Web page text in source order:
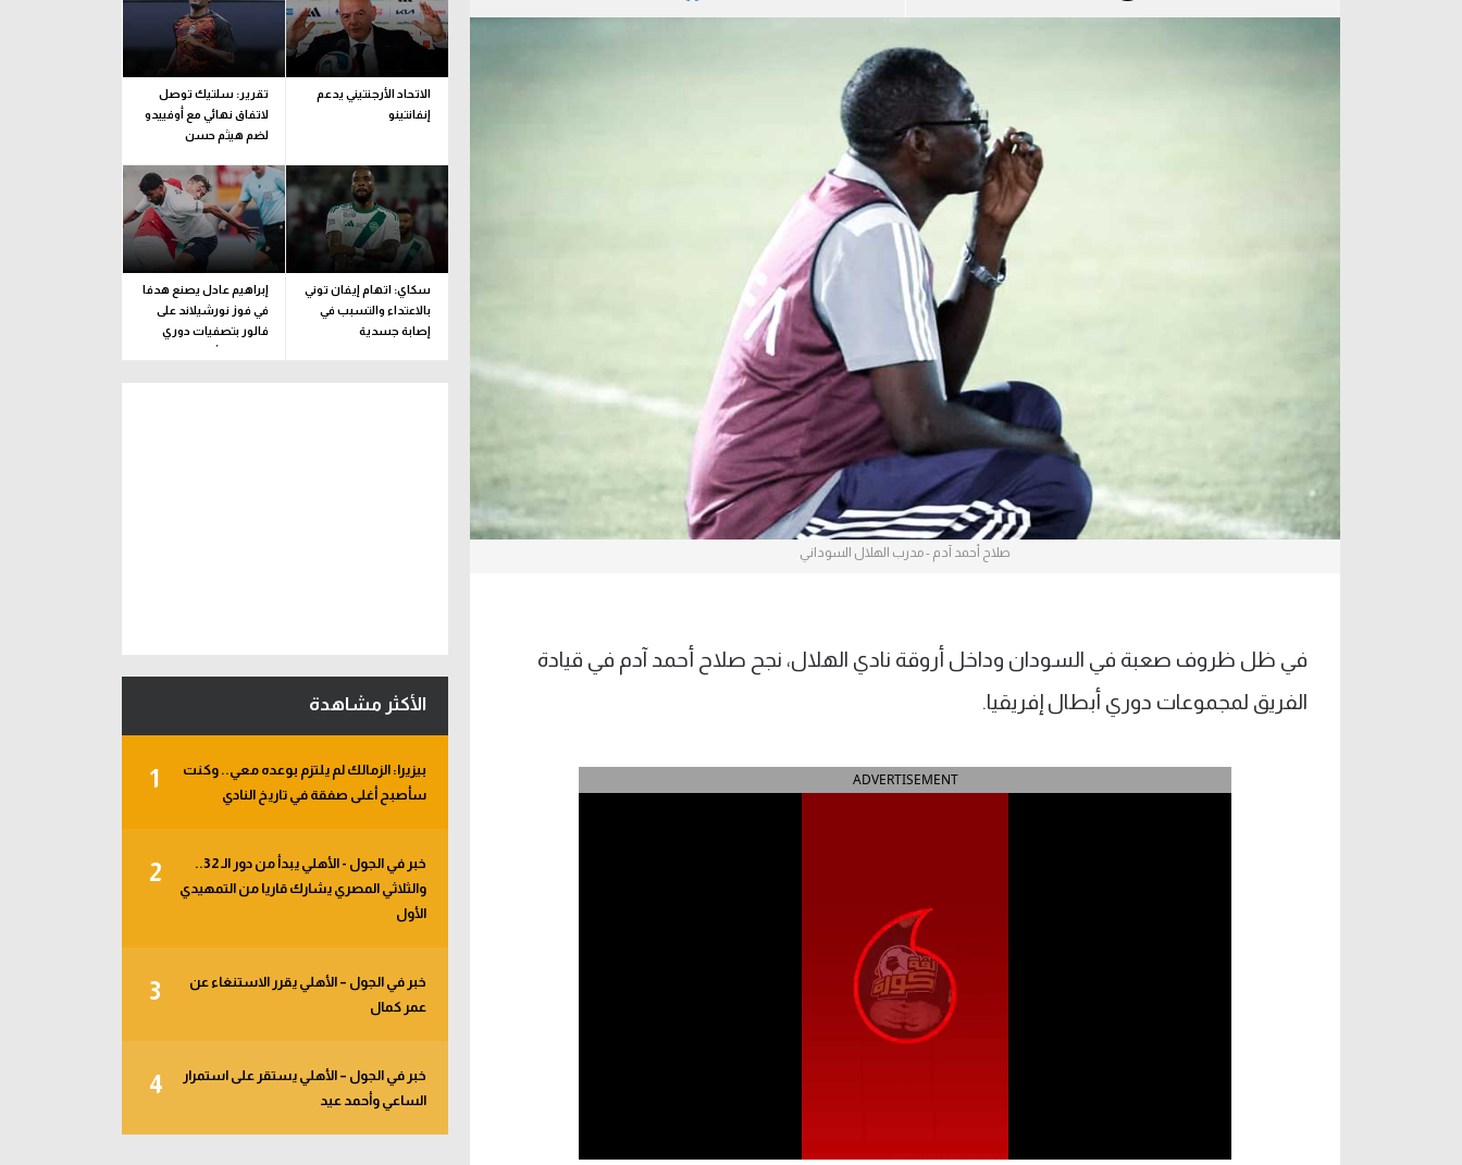
دوري أبطال أوروبا
دوري أبطال إفريقيا
كل البطولات
آسيا
صلاح أحمد آدم - مدرب الهلال السوداني
في ظل ظروف صعبة في السودان وداخل أروقة نادي الهلال، نجح صلاح أحمد آدم في قيادة
الفريق لمجموعات دوري أبطال إفريقيا.
ADVERTISEMENT
الاتحاد الأرجنتيني يدعم
إنفانتينو
تقرير: سلتيك توصل
لاتفاق نهائي مع أوفييدو
لضم هيثم حسن
سكاي: اتهام إيفان توني
بالاعتداء والتسبب في
إصابة جسدية
إبراهيم عادل يصنع هدفا
في فوز نورشيلاند على
فالور بتصفيات دوري
المؤتمر الأوروبي
الأكثر مشاهدة
1
بيزيرا: الزمالك لم يلتزم بوعده معي.. وكنت
سأصبح أغلى صفقة في تاريخ النادي
2
خبر في الجول - الأهلي يبدأ من دور الـ 32..
والثلاثي المصري يشارك قاريا من التمهيدي
الأول
3
خبر في الجول – الأهلي يقرر الاستنغاء عن
عمر كمال
4
خبر في الجول – الأهلي يستقر على استمرار
الساعي وأحمد عيد